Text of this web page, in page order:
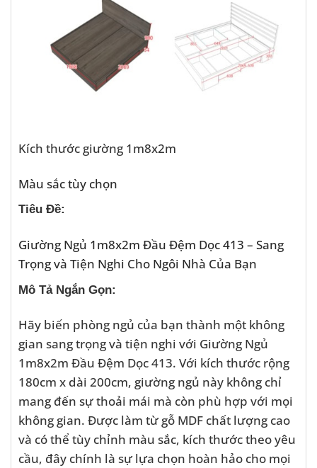
Kích thước giường 1m8x2m
Màu sắc tùy chọn
Tiêu Đề:
Giường Ngủ 1m8x2m Đầu Đệm Dọc 413 – Sang
Trọng và Tiện Nghi Cho Ngôi Nhà Của Bạn
Mô Tả Ngắn Gọn:
Hãy biến phòng ngủ của bạn thành một không
gian sang trọng và tiện nghi với Giường Ngủ
1m8x2m Đầu Đệm Dọc 413. Với kích thước rộng
180cm x dài 200cm, giường ngủ này không chỉ
mang đến sự thoải mái mà còn phù hợp với mọi
không gian. Được làm từ gỗ MDF chất lượng cao
và có thể tùy chỉnh màu sắc, kích thước theo yêu
cầu, đây chính là sự lựa chọn hoàn hảo cho mọi